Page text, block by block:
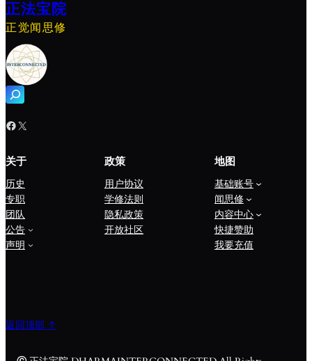
正法宝院
正觉闻思修
搜
索
Facebook X
关于
历史
专职
团队
公告
声明
政策
用户协议
学修法则
隐私政策
开放社区
地图
基础账号
闻思修
内容中心
快捷赞助
我要充值
返回顶部 ↑